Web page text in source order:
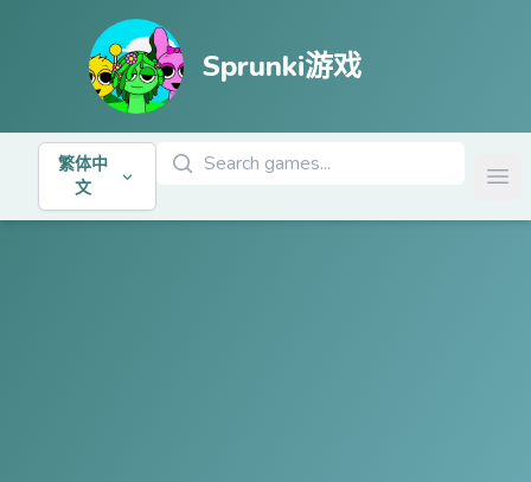
Sprunki游戏
繁体中
文
搜索游戏